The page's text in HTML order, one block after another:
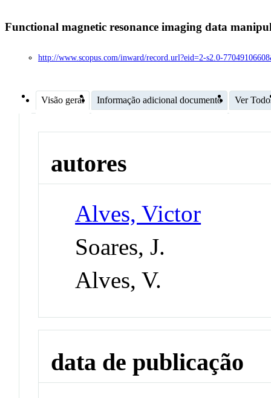
Functional magnetic resonance imaging data
http://www.scopus.com/inward/record.url?eid=2-s2.0-
Visão geral Informação adicional documento Ver
autores
Alves, Victor
Soares, J.
Alves, V.
data de publicação